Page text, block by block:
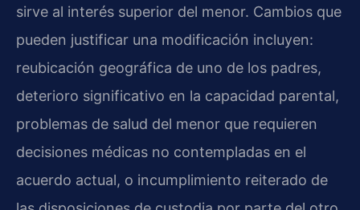
sirve al interés superior del menor. Cambios que
pueden justificar una modificación incluyen:
reubicación geográfica de uno de los padres,
deterioro significativo en la capacidad parental,
problemas de salud del menor que requieren
decisiones médicas no contempladas en el
acuerdo actual, o incumplimiento reiterado de